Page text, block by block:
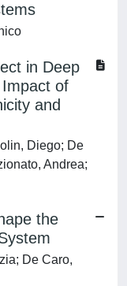
in Deep
of
and
Diego; De
Andrea;
the
De Caro,